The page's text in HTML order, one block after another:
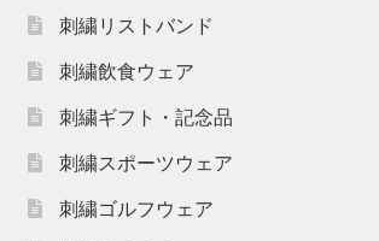
刺繍リストバンド
刺繍飲食ウェア
刺繍ギフト・記念品
刺繍スポーツウェア
刺繍ゴルフウェア